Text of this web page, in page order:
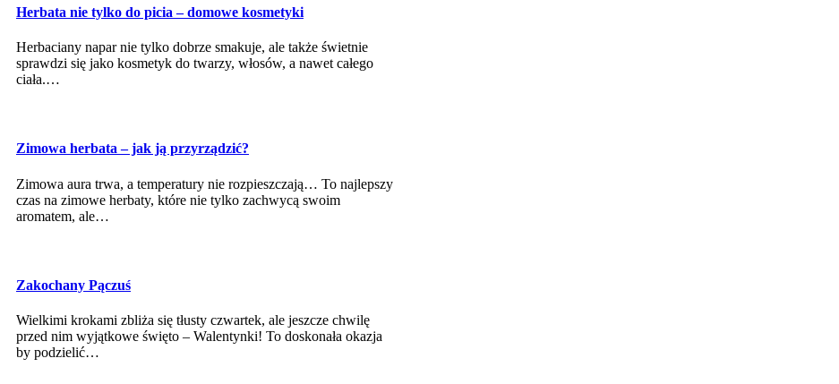
Herbata nie tylko do picia – domowe kosmetyki
Herbaciany napar nie tylko dobrze smakuje, ale także świetnie
sprawdzi się jako kosmetyk do twarzy, włosów, a nawet całego
ciała.…
Zimowa herbata – jak ją przyrządzić?
Zimowa aura trwa, a temperatury nie rozpieszczają… To najlepszy
czas na zimowe herbaty, które nie tylko zachwycą swoim
aromatem, ale…
Zakochany Pączuś
Wielkimi krokami zbliża się tłusty czwartek, ale jeszcze chwilę
przed nim wyjątkowe święto – Walentynki! To doskonała okazja
by podzielić…